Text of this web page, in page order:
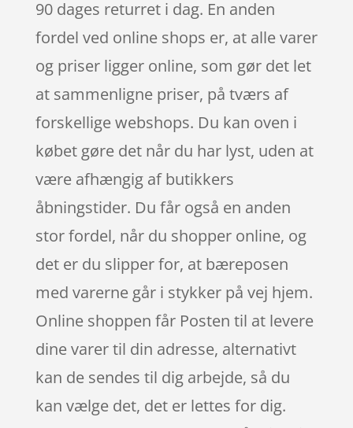
90 dages returret i dag. En anden
fordel ved online shops er, at alle varer
og priser ligger online, som gør det let
at sammenligne priser, på tværs af
forskellige webshops. Du kan oven i
købet gøre det når du har lyst, uden at
være afhængig af butikkers
åbningstider. Du får også en anden
stor fordel, når du shopper online, og
det er du slipper for, at bæreposen
med varerne går i stykker på vej hjem.
Online shoppen får Posten til at levere
dine varer til din adresse, alternativt
kan de sendes til dig arbejde, så du
kan vælge det, det er lettes for dig.